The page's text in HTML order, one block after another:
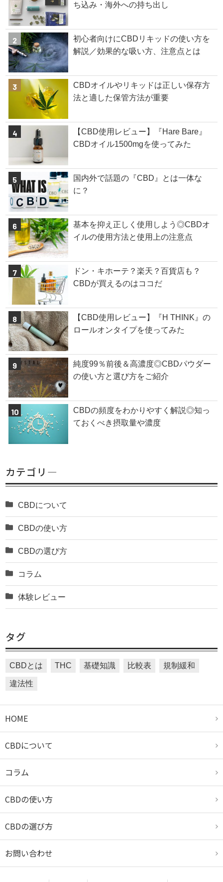
ち込み・海外への持ち出し
初心者向けにCBDリキッドの使い方を
解説／効果的な吸い方、注意点とは
CBDオイルやリキッドは正しい保存方
法と適した保管方法が重要
【CBD使用レビュー】『Hare Bare』
CBDオイル1500mgを使ってみた
国内外で話題の『CBD』とは一体な
に？
基本を抑え正しく使用しよう◎CBDオ
イルの使用方法と使用上の注意点
ドン・キホーテ？楽天？百貨店も？
CBDが買えるのはココだ
【CBD使用レビュー】『H THINK』の
ロールオンタイプを使ってみた
純度99％前後＆高濃度◎CBDパウダー
の使い方と選び方をご紹介
CBDの頻度をわかりやすく解説◎知っ
ておくべき摂取量や濃度
カテゴリ―
CBDについて
CBDの使い方
CBDの選び方
コラム
体験レビュー
タグ
CBDとは THC 基礎知識 比較表 規制緩和
違法性
HOME
CBDについて
コラム
CBDの使い方
CBDの選び方
お問い合わせ